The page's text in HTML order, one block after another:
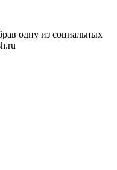
одну из социальных